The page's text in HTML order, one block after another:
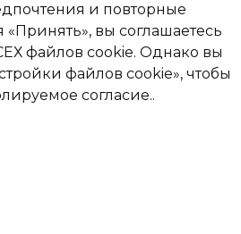
и повторные
вы соглашаетесь
файлов cookie. Однако вы
файлов cookie», чтобы
согласие..